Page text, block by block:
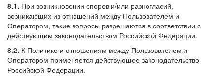
8.1. При возникновении споров и/или разногласий,
возникающих из отношений между Пользователем и
Оператором, такие вопросы разрешаются в соответствии с
действующим законодательством Российской Федерации.
8.2. К Политике и отношениям между Пользователем и
Оператором применяется действующее законодательство
Российской Федерации.